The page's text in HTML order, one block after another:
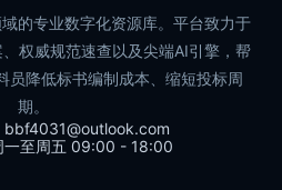
的专业数字化资源库。平台致力于
权威规范速查以及尖端AI引擎，帮
员降低标书编制成本、缩短投标周
期。
bbf4031@outlook.com
一至周五 09:00 - 18:00